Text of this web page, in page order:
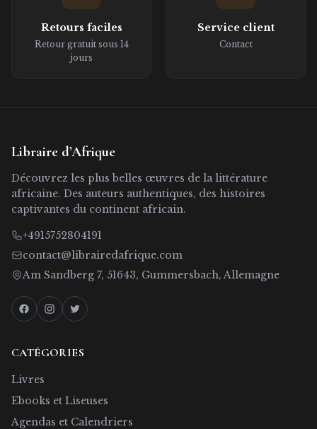
Retours faciles
Retour gratuit sous 14
jours
Service client
Contact
Libraire d’Afrique
Découvrez les plus belles œuvres de la littérature
africaine. Des auteurs authentiques, des histoires
captivantes du continent africain.
+4915752804191
contact@librairedafrique.com
Am Sandberg 7, 51643, Gummersbach, Allemagne
CATÉGORIES
Livres
Ebooks et Liseuses
Agendas et Calendriers